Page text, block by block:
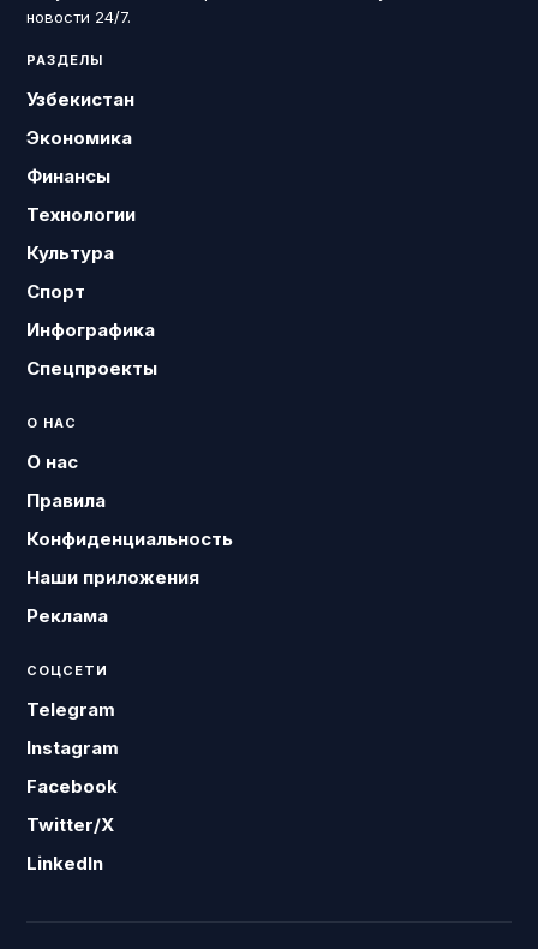
новости 24/7.
РАЗДЕЛЫ
Узбекистан
Экономика
Финансы
Технологии
Культура
Спорт
Инфографика
Спецпроекты
О НАС
О нас
Правила
Конфиденциальность
Наши приложения
Реклама
СОЦСЕТИ
Telegram
Instagram
Facebook
Twitter/X
LinkedIn